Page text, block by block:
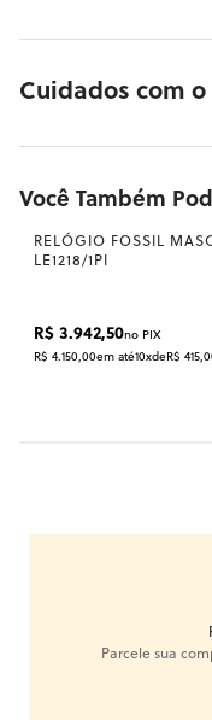
Cuidados com
Bolsa Fossil
Você Também
RELÓGIO FOSSIL
LE1218/1PI
R$ 3.942,50no PIX
R$ 4.150,00em até10xdeR$
Parcele sua